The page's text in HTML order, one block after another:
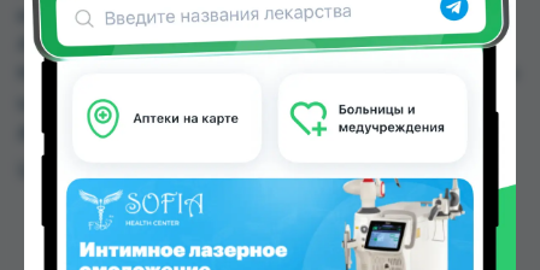
или заказать в аптеках, Аптека Нур (Nur),
Аслфарм №1, Аслфарм №3, Аслфарм №4, Ватан
цене от 113.00 TJS до 290.00 TJS в Душанбе и
других городах Таджикистана